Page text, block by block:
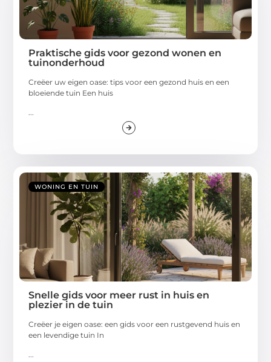
Praktische gids voor gezond wonen en
tuinonderhoud
Creëer uw eigen oase: tips voor een gezond huis en een
bloeiende tuin Een huis
...
WONING EN TUIN
Snelle gids voor meer rust in huis en
plezier in de tuin
Creëer je eigen oase: een gids voor een rustgevend huis en
een levendige tuin In
...